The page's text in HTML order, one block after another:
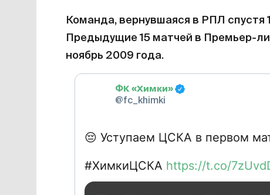
Команда, вернувшаяся в РПЛ спустя
Предыдущие 15 матчей в Премьер-
ноябрь 2009 года.
ФК «Химки»
@fc_khimki
😔 Уступаем ЦСКА в первом
#ХимкиЦСКА https://t.co/